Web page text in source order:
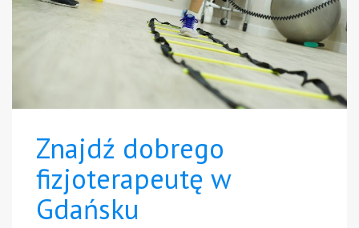
Znajdź dobrego
fizjoterapeutę w
Gdańsku